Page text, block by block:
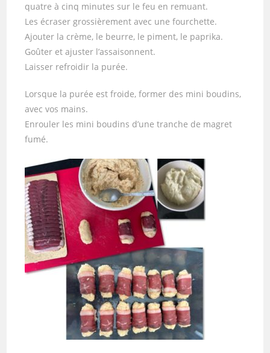
quatre à cinq minutes sur le feu en remuant.
Les écraser grossièrement avec une fourchette.
Ajouter la crème, le beurre, le piment, le paprika.
Goûter et ajuster l’assaisonnent.
Laisser refroidir la purée.
Lorsque la purée est froide, former des mini boudins,
avec vos mains.
Enrouler les mini boudins d’une tranche de magret
fumé.